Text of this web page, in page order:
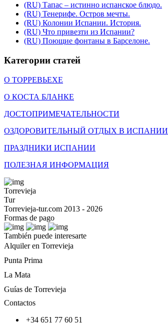
(RU) Тапас – истинно испанское блюдо.
(RU) Тенерифе. Остров мечты.
(RU) Колонии Испании. История.
(RU) Что привезти из Испании?
(RU) Поющие фонтаны в Барселоне.
Категории статей
О ТОРРЕВЬЕХЕ
О КОСТА БЛАНКЕ
ДОСТОПРИМЕЧАТЕЛЬНОСТИ
ОЗДОРОВИТЕЛЬНЫЙ ОТДЫХ В ИСПАНИИ
ПРАЗДНИКИ ИСПАНИИ
ПОЛЕЗНАЯ ИНФОРМАЦИЯ
Torrevieja
Tur
Torrevieja-tur.com 2013 - 2026
Formas de pago
También puede interesarte
Alquiler en Torrevieja
Punta Prima
La Mata
Guías de Torrevieja
Contactos
+34 651 77 60 51